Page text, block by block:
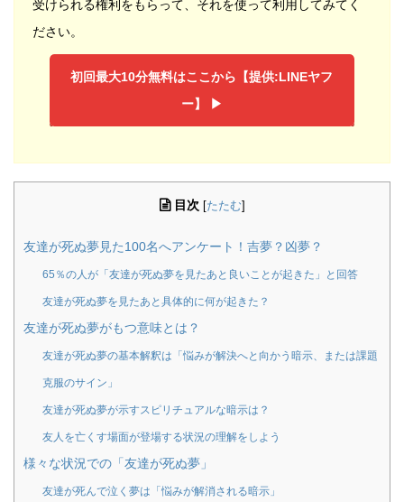
受けられる権利をもらって、それを使って利用してみてく
ださい。
初回最大10分無料はここから【提供:LINEヤフ
ー】 ▶︎
目次 たたむ
友達が死ぬ夢見た100名へアンケート！吉夢？凶夢？
65％の人が「友達が死ぬ夢を見たあと良いことが起きた」と回答
友達が死ぬ夢を見たあと具体的に何が起きた？
友達が死ぬ夢がもつ意味とは？
友達が死ぬ夢の基本解釈は「悩みが解決へと向かう暗示、または課題
克服のサイン」
友達が死ぬ夢が示すスピリチュアルな暗示は？
友人を亡くす場面が登場する状況の理解をしよう
様々な状況での「友達が死ぬ夢」
友達が死んで泣く夢は「悩みが解消される暗示」